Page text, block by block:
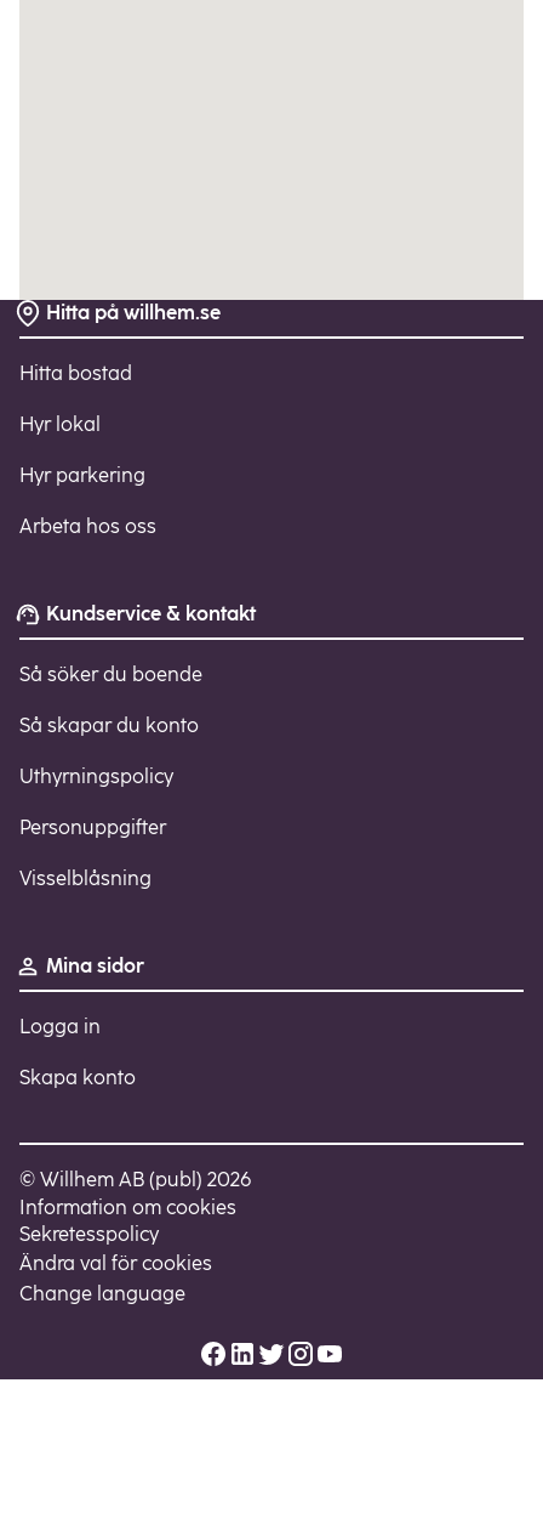
Sidfot
Hitta på willhem.se
Hitta bostad
Hyr lokal
Hyr parkering
Arbeta hos oss
Kundservice & kontakt
Så söker du boende
Så skapar du konto
Uthyrningspolicy
Personuppgifter
Visselblåsning
Mina sidor
Logga in
Skapa konto
© Willhem AB (publ) 2026
Information om cookies
Sekretesspolicy
Ändra val för cookies
Change language
Facebook
LinkedIn
TwitterInstagram
Youtube